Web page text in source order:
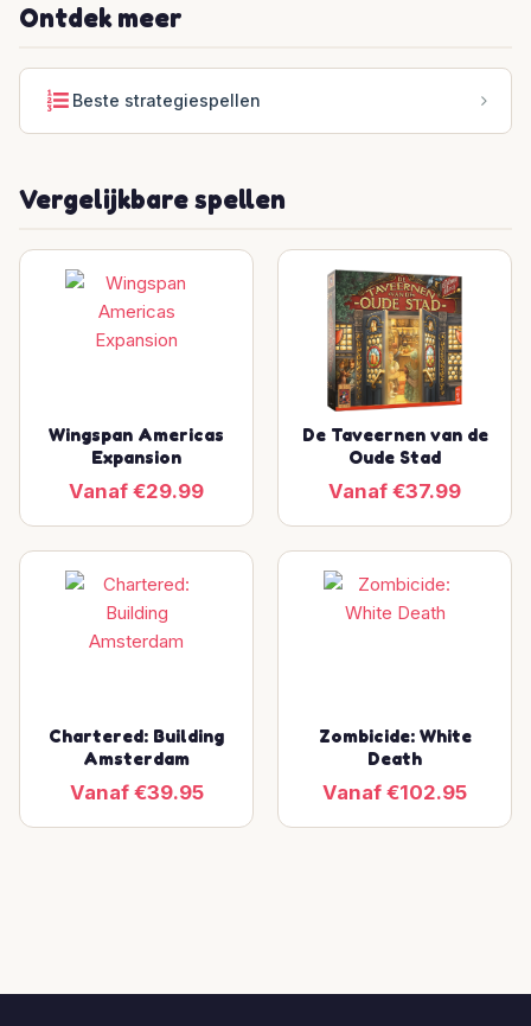
Ontdek meer
Beste strategiespellen
Vergelijkbare spellen
Wingspan Americas
Expansion
Vanaf €29.99
De Taveernen van de
Oude Stad
Vanaf €37.99
Chartered: Building
Amsterdam
Vanaf €39.95
Zombicide: White
Death
Vanaf €102.95